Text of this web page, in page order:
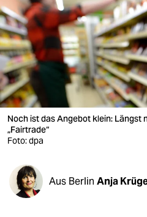
nord
wahrheit
verlag
verlag
veranstaltungen
shop
fragen & hilfe
unterstützen
Noch ist das Angebot klein: Längst
„Fairtrade“
Foto: dpa
Aus Berlin Anja